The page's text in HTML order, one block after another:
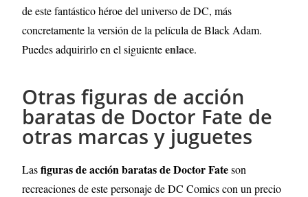
de este fantástico héroe del universo de DC, más
concretamente la versión de la película de Black Adam.
Puedes adquirirlo en el siguienteenlace.
Otras figuras de acción
baratas de Doctor Fate de
otras marcas y juguetes
Lasfiguras de acción baratas deDoctor Fateson
recreaciones de este personaje de DC Comics con un precio